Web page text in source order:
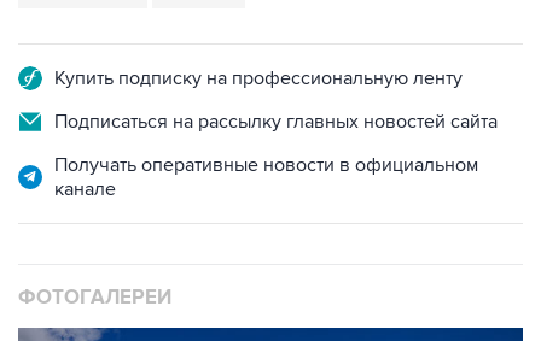
Купить подписку на профессиональную ленту
Подписаться на рассылку главных новостей сайта
Получать оперативные новости в официальном
канале
ФОТОГАЛЕРЕИ